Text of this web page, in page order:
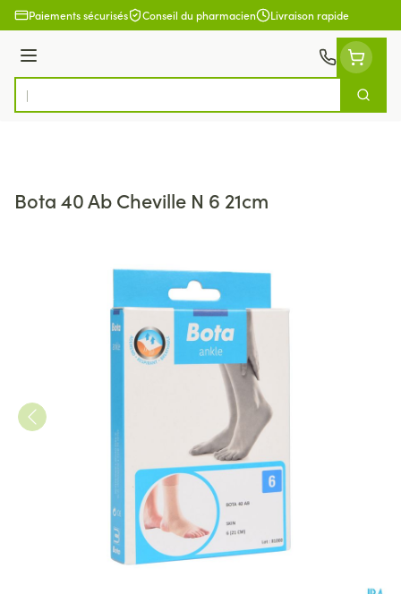
Aller au contenu
Paiements sécurisés Conseil du pharmacien Livraison rapide
Menu
Rechercher
Bota 40 Ab Cheville N 6 21cm